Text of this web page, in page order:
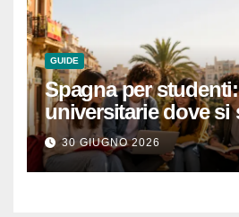
GUIDE
Spagna per
universitarie dove si
meglio e con una
notturna
30 GIUGNO 2026